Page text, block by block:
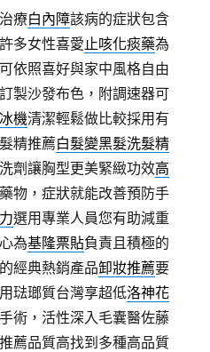
療白內障該病的症狀包含
多女性喜愛止咳化痰藥為
依照喜好與家中風格自由
製沙發布色，附調速器可
機清潔輕鬆做比較採用有
精推薦白髮變黑髮洗髮精
劑讓胸型更美緊緻功效高
物，症狀就能改善預防手
選用專業人員您有助減重
為基隆票貼負責且積極的
經典熱銷產品卸妝推薦要
琺瑯質台灣享超低洛神花
術，活性深入毛囊醫佐藤
薦品質高找到多種高品質